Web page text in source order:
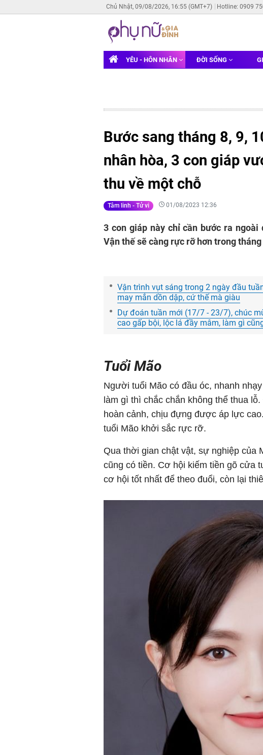
Chủ Nhật, 09/08/2026, 16:55 (GMT+7) Hotline: 0909
YÊU - HÔN NHÂN ĐỜI SỐNG
Bước sang tháng 8, 9,
nhân hòa, 3 con giáp
thu về một chỗ
Tâm linh - Tử vi 01/08/2023 12:36
3 con giáp này chỉ cần bước ra
Vận thế sẽ càng rực rỡ hơn trong tháng
Vận trình vụt sáng trong 2 ngày đầu
may mắn dồn dập, cứ thế mà giàu
Dự đoán tuần mới (17/7 - 23/7), chúc
cao gấp bội, lộc lá đầy mâm, làm gì
Tuổi Mão
Người tuổi Mão có đầu óc, nhanh
làm gì thì chắc chắn không thể thua
hoàn cảnh, chịu đựng được áp lực
tuổi Mão khởi sắc rực rỡ.
Qua thời gian chật vật, sự nghiệp của
cũng có tiền. Cơ hội kiếm tiền gõ cửa
cơ hội tốt nhất để theo đuổi, còn lại